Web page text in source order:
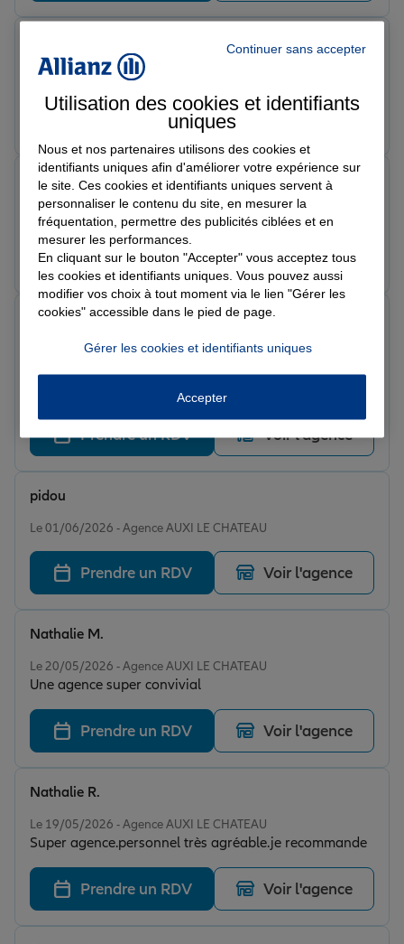
Note de 5 sur 5
Le 12/06/2026 - Agence AUXI LE CHATEAU
Prendre un RDV
Le 10/06/2026 - Agence AUXI LE CHATEAU
Odile R.
Prendre un RDV Voir l'agence
Le 03/06/2026 - Agence AUXI LE CHATEAU
l'écoute . Elle est très professionnelle et très réactive.Je
recommande à 100% Allianz Auxi. Je suis très contente
mon arrivée chez vous .
Charlotte H.
Prendre un RDV Voir l'agence
Le 01/06/2026 - Agence AUXI LE CHATEAU
pidou
Prendre un RDV Voir l'agence
Le 20/05/2026 - Agence AUXI LE CHATEAU
Une agence super convivial
Nathalie M.
Prendre un RDV Voir l'agence
Le 19/05/2026 - Agence AUXI LE CHATEAU
Super agence.personnel très agréable.je recommande
Nathalie R.
Prendre un RDV Voir l'agence
Continuer sans accepter
Utilisation des cookies et identifiants
uniques
Nous et nos partenaires utilisons des cookies et
identifiants uniques afin d'améliorer votre expérience sur
le site. Ces cookies et identifiants uniques servent à
personnaliser le contenu du site, en mesurer la
fréquentation, permettre des publicités ciblées et en
mesurer les performances.
En cliquant sur le bouton "Accepter" vous acceptez tous
les cookies et identifiants uniques. Vous pouvez aussi
modifier vos choix à tout moment via le lien "Gérer les
cookies" accessible dans le pied de page.
Gérer les cookies et identifiants uniques
Accepter